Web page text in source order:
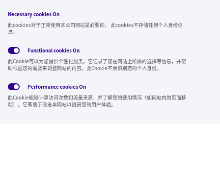
关注我们
全球隐私政
策
使用条
款
社交媒体方
针
Region & Language:
© 2026 Sumitomo Electric Industries, Ltd.
Necessary cookies On
此cookies对于正常使用本公司网站是必要的。 此cookies不存储任何个人身份信
息。
Functional cookiesOn
此Cookie可以为您提供个性化服务。它记录了您在网站上所做的选择等信息，并帮
助根据您的需要来调整网站的内容。此Cookie不会识别您的个人身份。
Performance cookiesOn
此Cookie能够计算访问次数和流量来源，并了解您的使用情况（如网站内的页面移
动）。它有助于改进本网站以提高您的用户体验。